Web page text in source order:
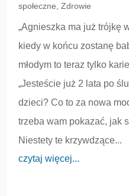
społeczne Zdrowie
„Agnieszka ma już trójkę
kiedy w końcu zostanę
młodym to teraz tylko
„Jesteście już 2 lata po
dzieci? Co to za nowa
trzeba wam pokazać, jak
Niestety te krzywdzące...
czytaj więcej...